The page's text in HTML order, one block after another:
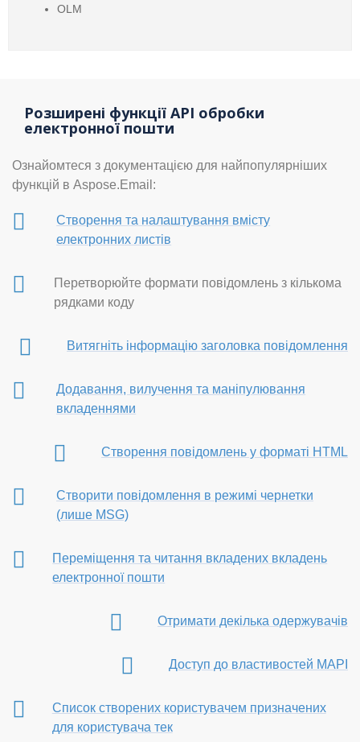
OLM
Розширені функції API обробки
електронної пошти
Ознайомтеся з документацією для найпопулярніших
функцій в Aspose.Email:
Створення та налаштування вмісту
електронних листів
Перетворюйте формати повідомлень з кількома
рядками коду
Витягніть інформацію заголовка повідомлення
Додавання, вилучення та маніпулювання
вкладеннями
Створення повідомлень у форматі HTML
Створити повідомлення в режимі чернетки
(лише MSG)
Переміщення та читання вкладених вкладень
електронної пошти
Отримати декілька одержувачів
Доступ до властивостей MAPI
Список створених користувачем призначених
для користувача тек